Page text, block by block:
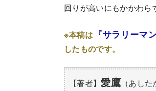
回りが高いにもかかわら
※本稿は 『サラリーマ
したものです。
【著者】愛鷹（あした